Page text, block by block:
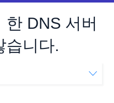
DNS 서버
습니다.